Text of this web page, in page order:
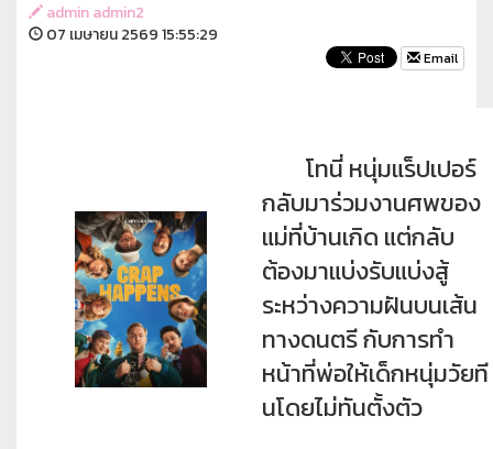
admin admin2
07 เมษายน 2569 15:55:29
Email
โทนี่ หนุ่มแร็ปเปอร์
กลับมาร่วมงานศพของ
แม่ที่บ้านเกิด แต่กลับ
ต้องมาแบ่งรับแบ่งสู้
ระหว่างความฝันบนเส้น
ทางดนตรี กับการทำ
หน้าที่พ่อให้เด็กหนุ่มวัยที
นโดยไม่ทันตั้งตัว